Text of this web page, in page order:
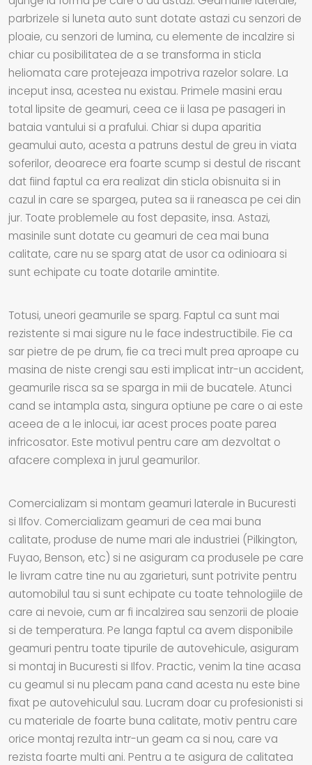
parbrizele si luneta auto sunt dotate astazi cu senzori de
ploaie, cu senzori de lumina, cu elemente de incalzire si
chiar cu posibilitatea de a se transforma in sticla
heliomata care protejeaza impotriva razelor solare. La
inceput insa, acestea nu existau. Primele masini erau
total lipsite de geamuri, ceea ce ii lasa pe pasageri in
bataia vantului si a prafului. Chiar si dupa aparitia
geamului auto, acesta a patruns destul de greu in viata
soferilor, deoarece era foarte scump si destul de riscant
dat fiind faptul ca era realizat din sticla obisnuita si in
cazul in care se spargea, putea sa ii raneasca pe cei din
jur. Toate problemele au fost depasite, insa. Astazi,
masinile sunt dotate cu geamuri de cea mai buna
calitate, care nu se sparg atat de usor ca odinioara si
sunt echipate cu toate dotarile amintite.
Totusi, uneori geamurile se sparg. Faptul ca sunt mai
rezistente si mai sigure nu le face indestructibile. Fie ca
sar pietre de pe drum, fie ca treci mult prea aproape cu
masina de niste crengi sau esti implicat intr-un accident,
geamurile risca sa se sparga in mii de bucatele. Atunci
cand se intampla asta, singura optiune pe care o ai este
aceea de a le inlocui, iar acest proces poate parea
infricosator. Este motivul pentru care am dezvoltat o
afacere complexa in jurul geamurilor.
Comercializam si montam geamuri laterale in Bucuresti
si Ilfov. Comercializam geamuri de cea mai buna
calitate, produse de nume mari ale industriei (Pilkington,
Fuyao, Benson, etc) si ne asiguram ca produsele pe care
le livram catre tine nu au zgarieturi, sunt potrivite pentru
automobilul tau si sunt echipate cu toate tehnologiile de
care ai nevoie, cum ar fi incalzirea sau senzorii de ploaie
si de temperatura. Pe langa faptul ca avem disponibile
geamuri pentru toate tipurile de autovehicule, asiguram
si montaj in Bucuresti si Ilfov. Practic, venim la tine acasa
cu geamul si nu plecam pana cand acesta nu este bine
fixat pe autovehiculul sau. Lucram doar cu profesionisti si
cu materiale de foarte buna calitate, motiv pentru care
orice montaj rezulta intr-un geam ca si nou, care va
rezista foarte multi ani. Pentru a te asigura de calitatea